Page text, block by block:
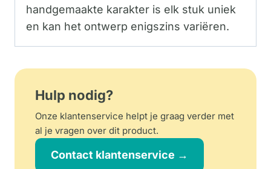
handgemaakte karakter is elk stuk uniek
en kan het ontwerp enigszins variëren.
Hulp nodig?
Onze klantenservice helpt je graag verder met
al je vragen over dit product.
Contact klantenservice →